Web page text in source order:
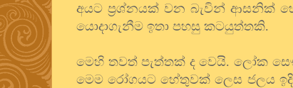
අයට ප්‍රශ්නයක් වන බැවින් ආසනික්
යොදාගැනීම ඉතා පහසු කටයුත්තකි.
මෙහි තවත් පැත්තක් ද වෙයි. ලෝක
මෙම රෝගයට හේතුවක් ලෙස ජලය